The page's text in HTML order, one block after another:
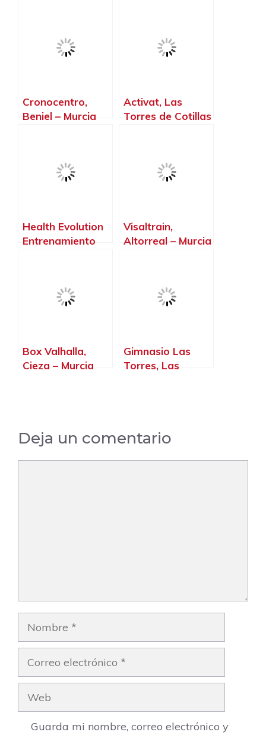
Cronocentro,
Beniel – Murcia
Activat, Las
Torres de Cotillas
Health Evolution
Entrenamiento
Visaltrain,
Altorreal – Murcia
Box Valhalla,
Cieza – Murcia
Gimnasio Las
Torres, Las
Deja un comentario
Nombre
Correo
electrónico
Web
Guarda mi nombre, correo electrónico y